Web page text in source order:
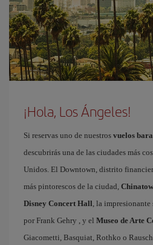
¡Hola, Los Ángeles!
Si reservas uno de nuestros vuelos
descubrirás una de las ciudades más
Unidos. El Downtown, distrito
más pintorescos de la ciudad,
Disney Concert Hall, la impresionante
por Frank Gehry , y el Museo de Arte
Giacometti, Basquiat, Rothko o